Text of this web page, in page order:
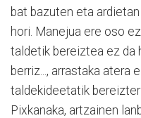
bat bazuten eta
hori. Manejua ere oso
taldetik bereiztea ez da
berriz..., arrastaka atera
taldekideetatik
Pixkanaka, artzainen